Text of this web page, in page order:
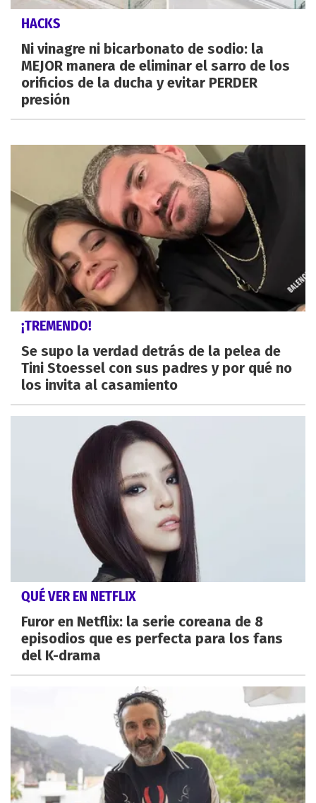
HACKS
Ni vinagre ni bicarbonato de sodio: la
MEJOR manera de eliminar el sarro de los
orificios de la ducha y evitar PERDER
presión
¡TREMENDO!
Se supo la verdad detrás de la pelea de
Tini Stoessel con sus padres y por qué no
los invita al casamiento
QUÉ VER EN NETFLIX
Furor en Netflix: la serie coreana de 8
episodios que es perfecta para los fans
del K-drama